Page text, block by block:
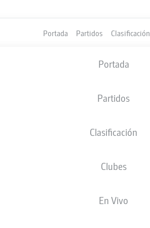
Portada Partidos Clasificación
Portada
Partidos
Clasificación
Clubes
En Vivo